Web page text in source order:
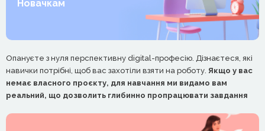
Новачкам
Опануєте з нуля перспективну digital-професію. Дізнаєтеся, які
навички потрібні, щоб вас захотіли взяти на роботу. Якщо у вас
немає власного проєкту, для навчання ми видамо вам
реальний, що дозволить глибинно пропрацювати завдання